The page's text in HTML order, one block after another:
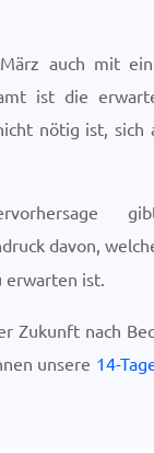
auch mit
ist die
nötig ist,
davon,
erwarten ist.
Zukunft nach
unsere 14-